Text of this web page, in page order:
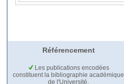
Référencement
Les publications encodées
constituent la bibliographie académique
de l'Université.